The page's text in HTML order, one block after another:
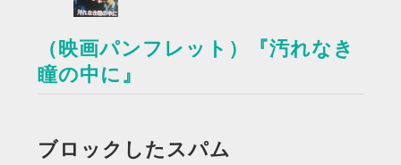
（映画パンフレット）『汚れなき
瞳の中に』
ブロックしたスパム